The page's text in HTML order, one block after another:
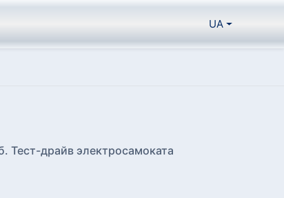
UA
Тест-драйв электросамоката